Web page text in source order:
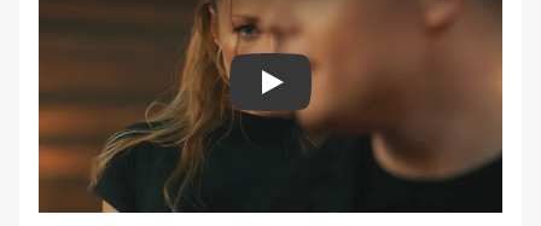
Play